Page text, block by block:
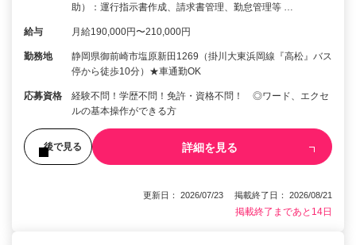
助）：運行指示書作成、請求書管理、勤怠管理等 …
給与 月給190,000円〜210,000円
勤務地
静岡県御前崎市塩原新田1269（掛川大東浜岡線『高松』バス
停から徒歩10分）★車通勤OK
応募資格
経験不問！学歴不問！免許・資格不問！ ◎ワード、エクセ
ルの基本操作ができる方
後で見る 詳細を見る
更新日： 2026/07/23 掲載終了日： 2026/08/21
掲載終了まであと14日